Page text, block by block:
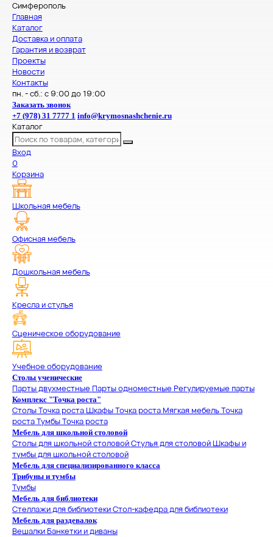
Симферополь
Главная
Каталог
Доставка и оплата
Гарантия и возврат
Проекты
Новости
Контакты
пн. - сб.: с 9:00 до 19:00
Заказать звонок
+7 (978) 31 7777 1 info@krymosnashchenie.ru
Каталог
Вход
0
Корзина
Школьная мебель
Офисная мебель
Дошкольная мебель
Кресла и стулья
Сценическое оборудование
Учебное оборудование
Столы ученические
Парты двухместные Парты одноместные Регулируемые парты
Комплекс "Точка роста"
Столы Точка ростаШкафы Точка ростаМягкая мебель Точка
ростаТумбы Точка роста
Мебель для школьной столовой
Столы для школьной столовойСтулья для столовойШкафы и
тумбы для школьной столовой
Мебель для специализированного класса
Трибуны и тумбы
Тумбы
Мебель для библиотеки
Стеллажи для библиотекиСтол-кафедра для библиотеки
Мебель для раздевалок
ВешалкиБанкетки и диваны